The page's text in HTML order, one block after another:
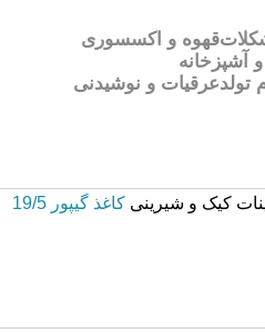
قهوه و اکسسوری
آشپزخانه
تولدعرقیات و نوشیدنی
کیک و شیرینی
کاغذ گیپور 19/5